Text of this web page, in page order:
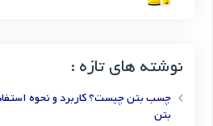
نوشته های تازه :
چسب بتن چیست؟ کاربرد و نحوه
بتن